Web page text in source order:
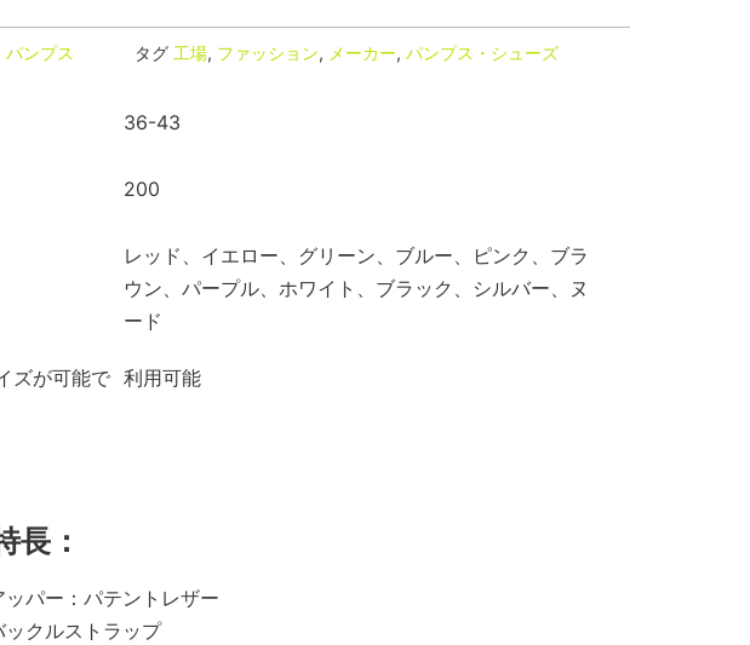
パンプス タグ 工場, ファッション, メーカー, パンプス・シューズ
36-43
200
レッド、イエロー、グリーン、ブルー、ピンク、ブラ
ウン、パープル、ホワイト、ブラック、シルバー、ヌ
ード
ズが可能で 利用可能
長：
ッパー：パテントレザー
ックルストラップ